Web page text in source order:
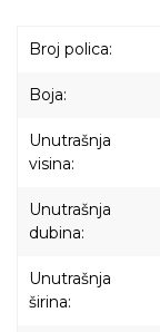
Broj polica:
Boja:
Unutrašnja
visina:
Unutrašnja
dubina:
Unutrašnja
širina: